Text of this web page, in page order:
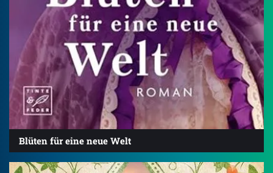
Blüten für eine neue Welt